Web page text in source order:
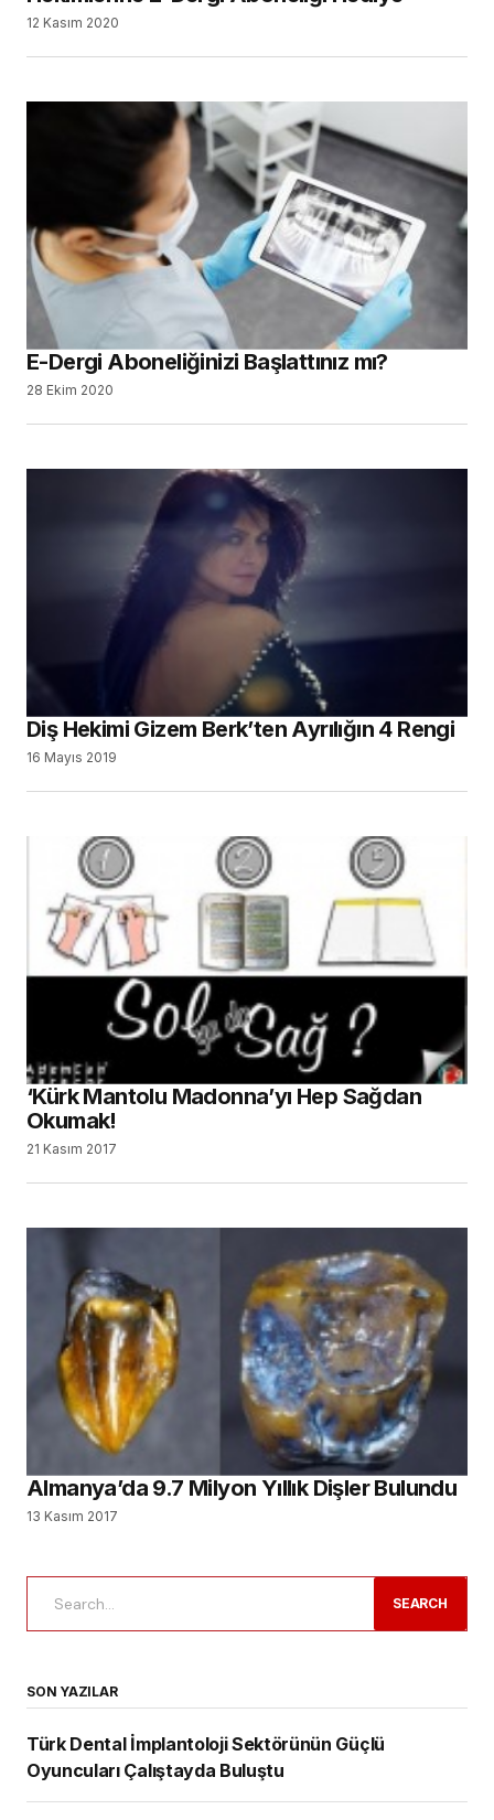
12 Kasım 2020
E-Dergi Aboneliğinizi Başlattınız mı?
28 Ekim 2020
Diş Hekimi Gizem Berk’ten Ayrılığın 4 Rengi
16 Mayıs 2019
‘Kürk Mantolu Madonna’yı Hep Sağdan
Okumak!
21 Kasım 2017
Almanya’da 9.7 Milyon Yıllık Dişler Bulundu
13 Kasım 2017
SEARCH
SON YAZILAR
Türk Dental İmplantoloji Sektörünün Güçlü
Oyuncuları Çalıştayda Buluştu